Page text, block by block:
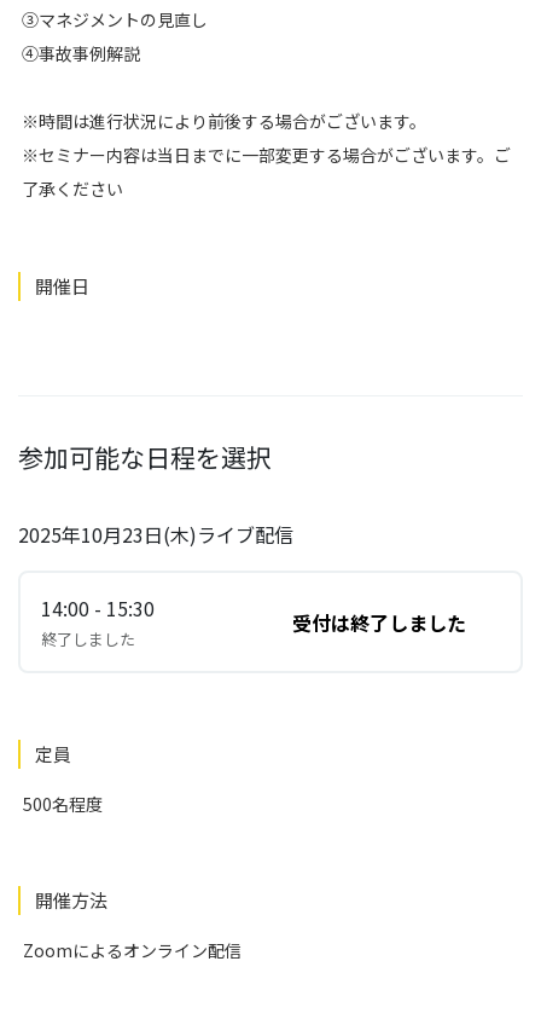
③マネジメントの見直し
④事故事例解説
※時間は進行状況により前後する場合がございます。
※セミナー内容は当日までに一部変更する場合がございます。ご
了承ください
開催日
参加可能な日程を選択
2025年10月23日(木)ライブ配信
14:00 - 15:30
終了しました
受付は終了しました
定員
500名程度
開催方法
Zoomによるオンライン配信